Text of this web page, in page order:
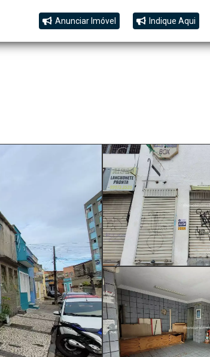
Anunciar Imóvel Indique Aqui